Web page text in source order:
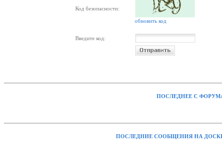
Код безопасности:
обновить код
Введите код:
ПОСЛЕДНЕЕ С
ПОСЛЕДНИЕ СООБЩЕНИЯ НА